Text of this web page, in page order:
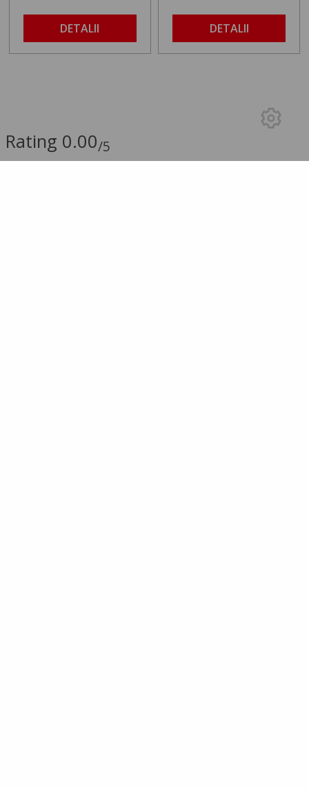
DETALII DETALII
Rating 0.00/5